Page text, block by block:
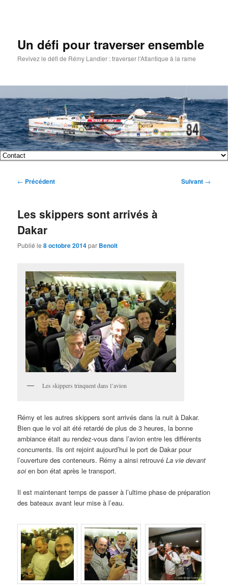
Un défi pour traverser ensemble
Revivez le défi de Rémy Landier : traverser l'Atlantique à la rame
Menu
Aller
au
principal
Aller
au
secondaire
Navigation
← Précédent Suivant →
Les skippers sont arrivés à
Dakar
Publié le8 octobre 2014par Benoit
Les skippers trinquent dans l’avion
Rémy et les autres skippers sont arrivés dans la nuit à Dakar.
Bien que le vol ait été retardé de plus de 3 heures, la bonne
ambiance était au rendez-vous dans l’avion entre les différents
concurrents. Ils ont rejoint aujourd’hui le port de Dakar pour
l’ouverture des conteneurs. Rémy a ainsi retrouvéLa vie devant
soien bon état après le transport.
Il est maintenant temps de passer à l’ultime phase de préparation
des bateaux avant leur mise à l’eau.